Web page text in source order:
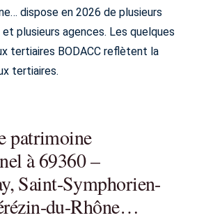
dispose en 2026 de plusieurs
plusieurs agences. Les quelques
tertiaires BODACC reflètent la
tertiaires.
patrimoine
à 69360 –
Saint-Symphorien-
du-Rhône…